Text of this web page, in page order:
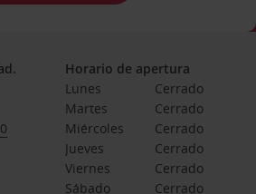
Horario de apertura
Lunes
Cerrado
Martes
Cerrado
Miércoles
Cerrado
Jueves
Cerrado
Viernes
Cerrado
Sábado
Cerrado